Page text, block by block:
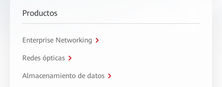
Productos
Enterprise Networking
Redes ópticas
Almacenamiento de datos